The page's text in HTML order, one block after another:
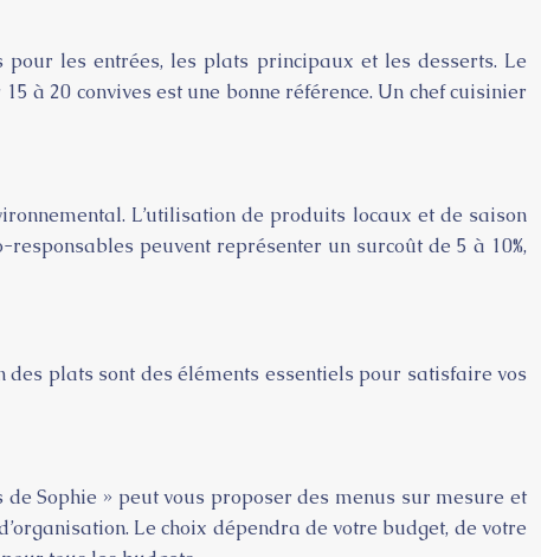
pour les entrées, les plats principaux et les desserts. Le
à 20 convives est une bonne référence. Un chef cuisinier
L’utilisation de produits locaux et de saison
peuvent représenter un surcoût de 5 à 10%,
plats sont des éléments essentiels pour satisfaire vos
Sophie » peut vous proposer des menus sur mesure et
Le choix dépendra de votre budget, de votre